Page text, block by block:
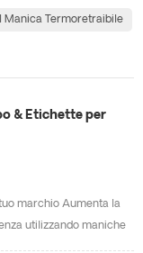
e altamente
Manica Termoretraibile
& Etichette per
marchio Aumenta la
utilizzando maniche